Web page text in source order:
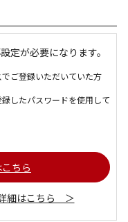
定が必要になります。
ご登録いただいていた方
したパスワードを使用して
ちら
細はこちら ＞